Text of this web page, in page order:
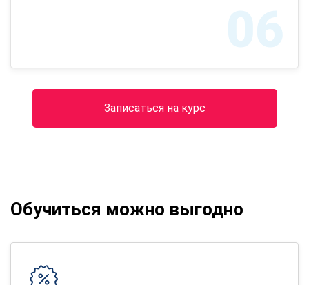
06
Записаться на курс
Обучиться можно выгодно